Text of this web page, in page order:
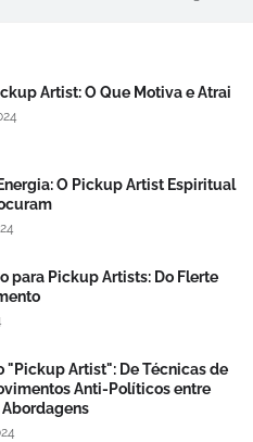
Artist: O Que Motiva e Atrai
O Pickup Artist Espiritual
para Pickup Artists: Do Flerte
"Pickup Artist": De Técnicas de
Anti-Políticos entre
Abordagens